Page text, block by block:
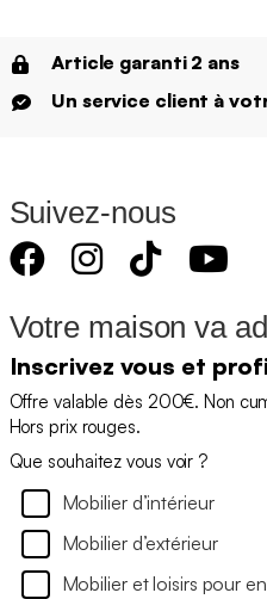
Article garanti 2 ans
Un service client à
Suivez-nous
Votre maison va
Inscrivez vous et
Offre valable dès 200€. Non
Hors prix rouges.
Que souhaitez vous voir ?
Mobilier d’intérieur
Mobilier d’extérieur
Mobilier et loisirs pour